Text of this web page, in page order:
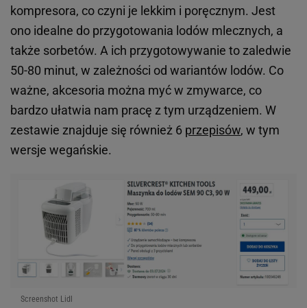
kompresora, co czyni je lekkim i poręcznym. Jest
ono idealne do przygotowania lodów mlecznych, a
także sorbetów. A ich przygotowywanie to zaledwie
50-80 minut, w zależności od wariantów lodów. Co
ważne, akcesoria można myć w zmywarce, co
bardzo ułatwia nam pracę z tym urządzeniem. W
zestawie znajduje się również 6 przepisów, w tym
wersje wegańskie.
Screenshot Lidl